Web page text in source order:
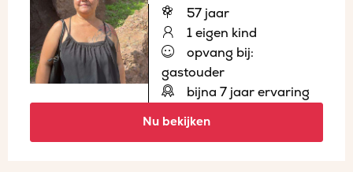
57 jaar
1 eigen kind
opvang bij:
gastouder
bijna 7 jaar ervaring
Nu bekijken